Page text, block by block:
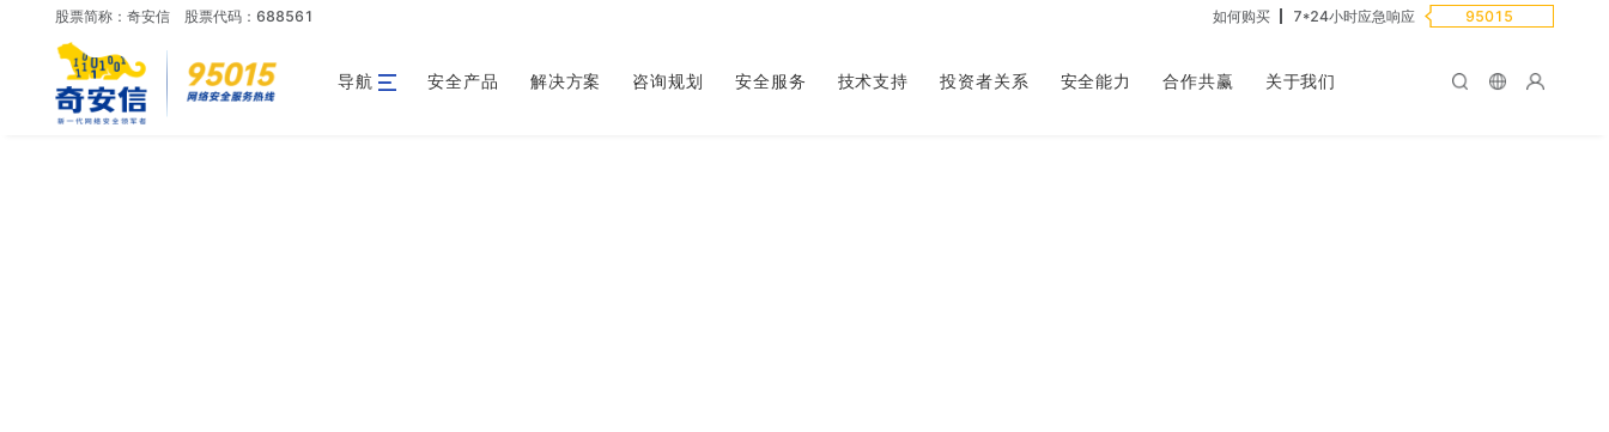
股票简称：奇安信 股票代码：688561 如何购买 7*24小时应急响应 95015
导航 安全产品 解决方案 咨询规划 安全服务 技术支持 投资者关系 安全能力 合作共赢 关于我们